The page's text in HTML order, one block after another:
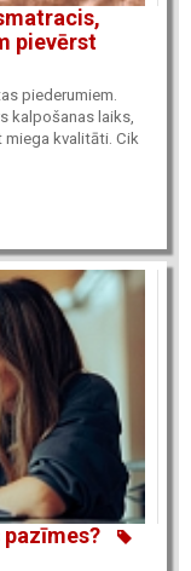
pievērst
piederumiem.
kalpošanas laiks,
kvalitāti. Cik